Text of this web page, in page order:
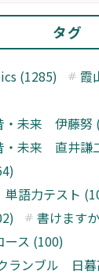
タグ
(1285)
霞
・未来 伊藤努
・未来 直井謙
単語力テスト
書けます
ース (100)
ランブル 日